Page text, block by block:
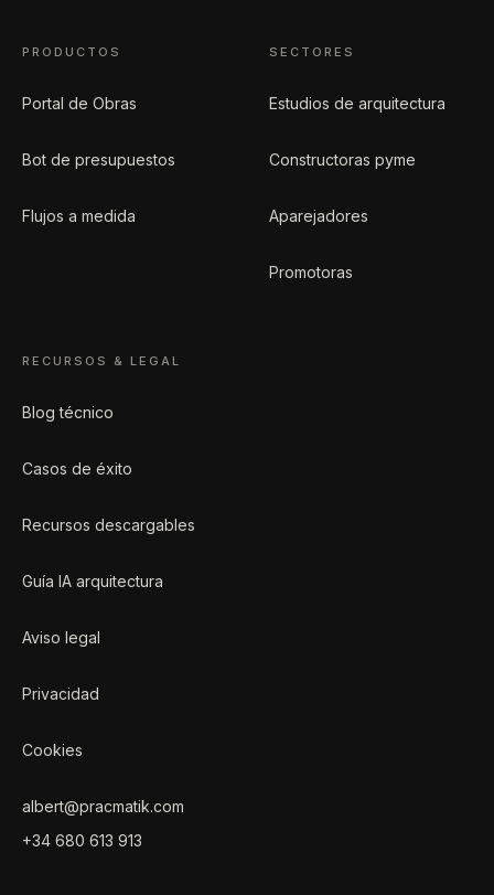
PRODUCTOS
Portal de Obras
Bot de presupuestos
Flujos a medida
SECTORES
Estudios de arquitectura
Constructoras pyme
Aparejadores
Promotoras
RECURSOS & LEGAL
Blog técnico
Casos de éxito
Recursos descargables
Guía IA arquitectura
Aviso legal
Privacidad
Cookies
albert@pracmatik.com
+34 680 613 913